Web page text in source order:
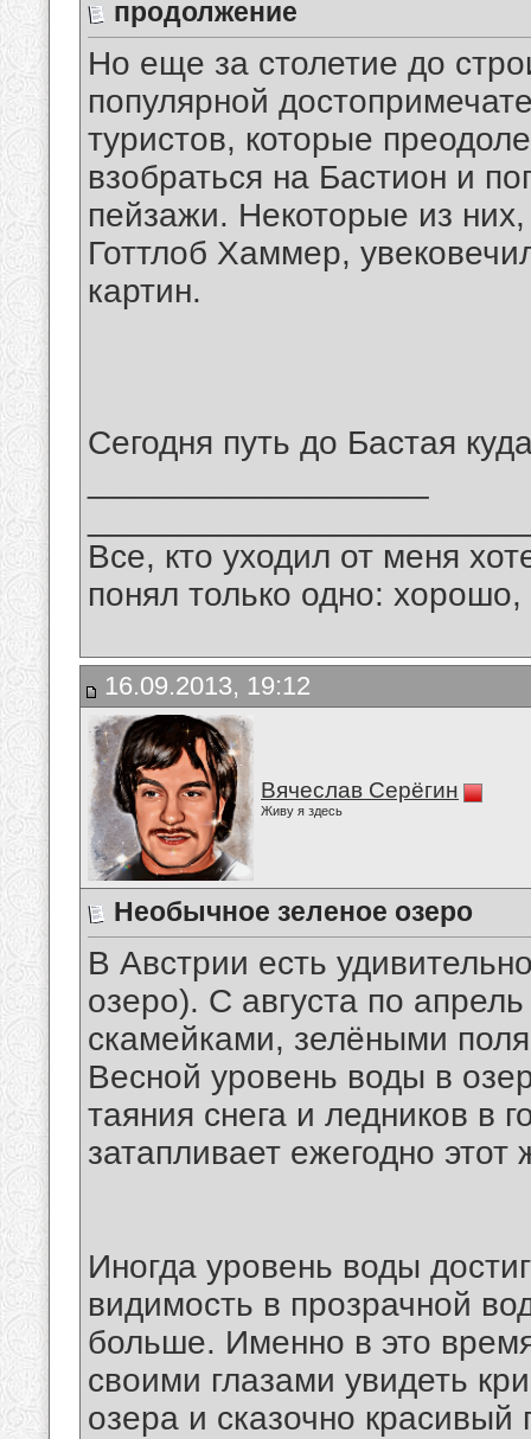
продолжение
Но еще за столетие до
популярной
туристов, которые
взобраться на Бастион и
пейзажи. Некоторые из
Готтлоб Хаммер,
картин.
Сегодня путь до Бастая
Все, кто уходил от меня
понял только одно:
16.09.2013, 19:12
Вячеслав Серёгин
Живу я здесь
Необычное зеленое озеро
В Австрии есть
озеро). С августа по
скамейками, зелёными
Весной уровень воды в
таяния снега и ледников в
затапливает ежегодно
Иногда уровень воды
видимость в прозрачной
больше. Именно в это
своими глазами увидеть
озера и сказочно красивый